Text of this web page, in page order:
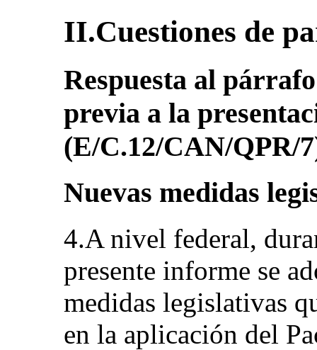
II.Cuestiones de
Respuesta al
previa a la
(E/C.12/CAN/QPR/
Nuevas medidas
4.A nivel federal,
presente informe se
medidas legislativas
en la aplicación del